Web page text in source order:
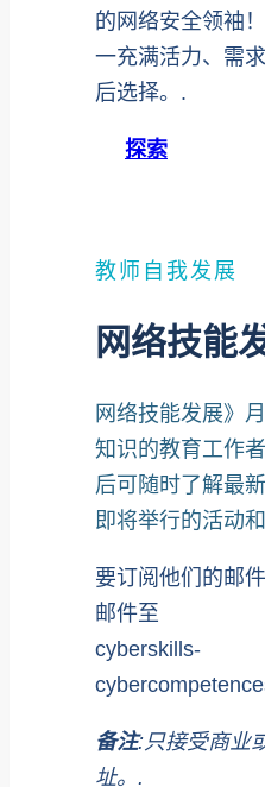
的网络安全领袖
一充满活力、需
后选择。.
探索
教师自我发展
网络技能
网络技能发展》
知识的教育工作
后可随时了解最
即将举行的活动
要订阅他们的邮
邮件至
cyberskills-
备注:只接受商业
址。.